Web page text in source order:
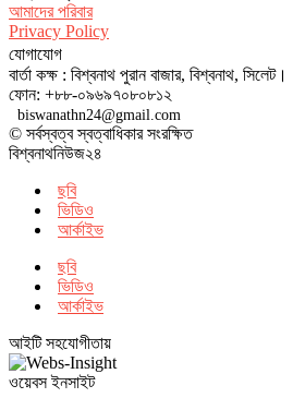
আমাদের পরিবার
Privacy Policy
যোগাযোগ
বার্তা কক্ষ : বিশ্বনাথ পুরান বাজার, বিশ্বনাথ, সিলেট।
ফোন: +৮৮-০৯৬৯৭০৮০৮১২
biswanathn24@gmail.com
© সর্বস্বত্ব স্বত্বাধিকার সংরক্ষিত
বিশ্বনাথনিউজ২৪
ছবি
ভিডিও
আর্কাইভ
ছবি
ভিডিও
আর্কাইভ
আইটি সহযোগীতায়
ওয়েবস ইনসাইট